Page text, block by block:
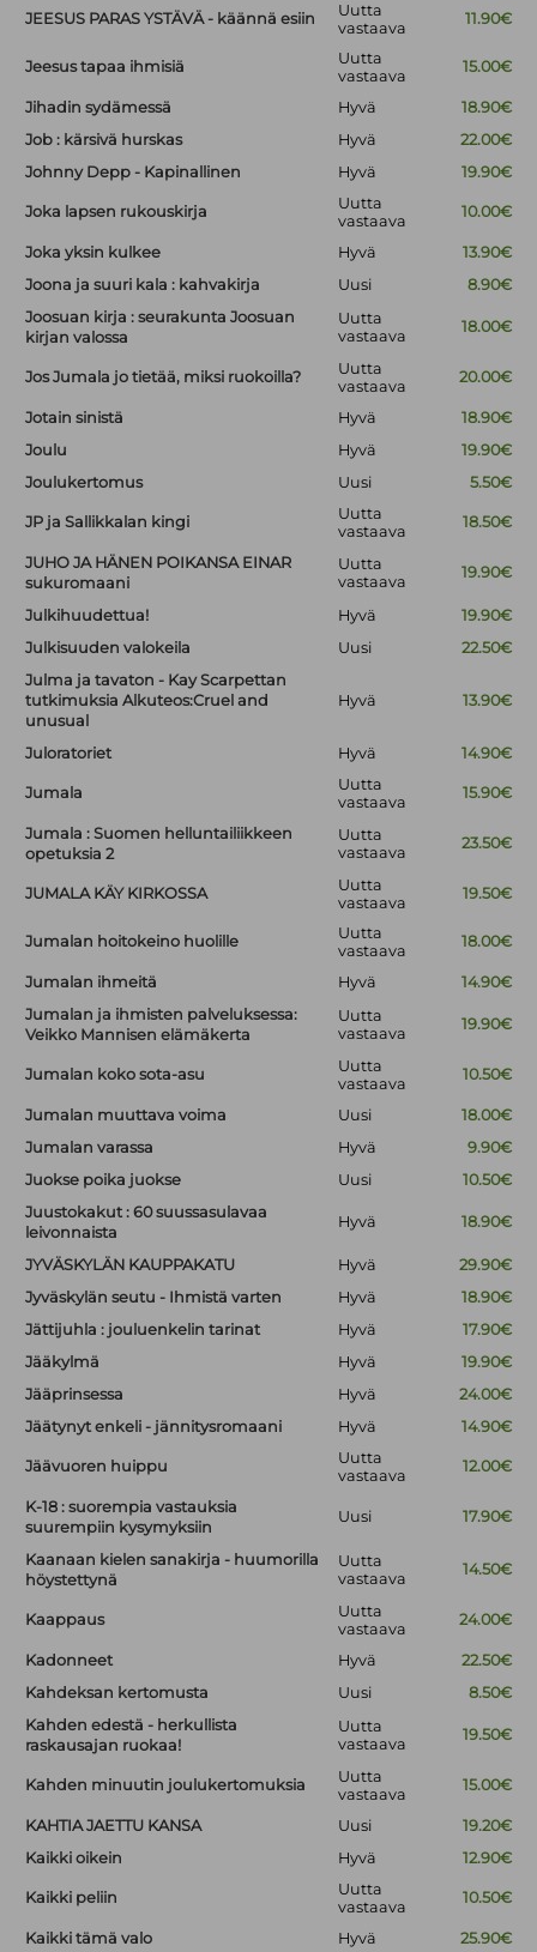
JEESUS PARAS YSTÄVÄ - käännä esiin
Uutta
vastaava
11.90€
Jeesus tapaa ihmisiä
Uutta
vastaava
15.00€
Jihadin sydämessä Hyvä
18.90€
Job : kärsivä hurskas
Hyvä
22.00€
Johnny Depp - Kapinallinen
Hyvä 19.90€
Joka lapsen rukouskirja
Uutta
vastaava
10.00€
Joka yksin kulkee Hyvä
13.90€
Joona ja suuri kala : kahvakirja
Uusi
8.90€
Joosuan kirja : seurakunta Joosuan
kirjan valossa
Uutta
vastaava
18.00€
Jos Jumala jo tietää, miksi ruokoilla?
Uutta
vastaava
20.00€
Jotain sinistä Hyvä
18.90€
Joulu
Hyvä
19.90€
Joulukertomus
Uusi 5.50€
JP ja Sallikkalan kingi
Uutta
vastaava
18.50€
JUHO JA HÄNEN POIKANSA EINAR
sukuromaani
Uutta
vastaava
19.90€
Julkihuudettua! Hyvä
19.90€
Julkisuuden valokeila
Uusi
22.50€
Julma ja tavaton - Kay Scarpettan
tutkimuksia Alkuteos:Cruel and
unusual
Hyvä 13.90€
Juloratoriet Hyvä 14.90€
Jumala
Uutta
vastaava
15.90€
Jumala : Suomen helluntailiikkeen
opetuksia 2
Uutta
vastaava
23.50€
JUMALA KÄY KIRKOSSA
Uutta
vastaava
19.50€
Jumalan hoitokeino huolille
Uutta
vastaava
18.00€
Jumalan ihmeitä Hyvä
14.90€
Jumalan ja ihmisten palveluksessa:
Veikko Mannisen elämäkerta
Uutta
vastaava
19.90€
Jumalan koko sota-asu
Uutta
vastaava
10.50€
Jumalan muuttava voima Uusi
18.00€
Jumalan varassa
Hyvä
9.90€
Juokse poika juokse
Uusi
10.50€
Juustokakut : 60 suussasulavaa
leivonnaista
Hyvä 18.90€
JYVÄSKYLÄN KAUPPAKATU Hyvä
29.90€
Jyväskylän seutu - Ihmistä varten
Hyvä
18.90€
Jättijuhla : jouluenkelin tarinat
Hyvä
17.90€
Jääkylmä
Hyvä
19.90€
Jääprinsessa
Hyvä
24.00€
Jäätynyt enkeli - jännitysromaani
Hyvä 14.90€
Jäävuoren huippu
Uutta
vastaava
12.00€
K-18 : suorempia vastauksia
suurempiin kysymyksiin
Uusi 17.90€
Kaanaan kielen sanakirja - huumorilla
höystettynä
Uutta
vastaava
14.50€
Kaappaus
Uutta
vastaava
24.00€
Kadonneet Hyvä
22.50€
Kahdeksan kertomusta
Uusi
8.50€
Kahden edestä - herkullista
raskausajan ruokaa!
Uutta
vastaava
19.50€
Kahden minuutin joulukertomuksia
Uutta
vastaava
15.00€
KAHTIA JAETTU KANSA Uusi
19.20€
Kaikki oikein
Hyvä 12.90€
Kaikki peliin
Uutta
vastaava
10.50€
Kaikki tämä valo Hyvä 25.90€